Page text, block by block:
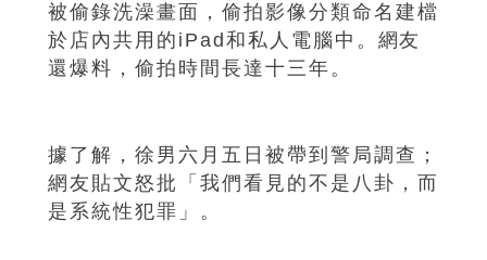
被偷錄洗澡畫面，偷拍影像分類命名建檔
於店內共用的iPad和私人電腦中。網友
還爆料，偷拍時間長達十三年。
據了解，徐男六月五日被帶到警局調查；
網友貼文怒批「我們看見的不是八卦，而
是系統性犯罪」。